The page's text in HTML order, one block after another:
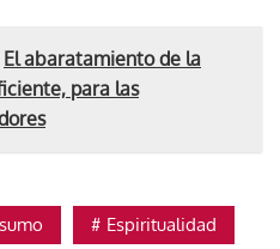
El abaratamiento de la
para las
Espiritualidad